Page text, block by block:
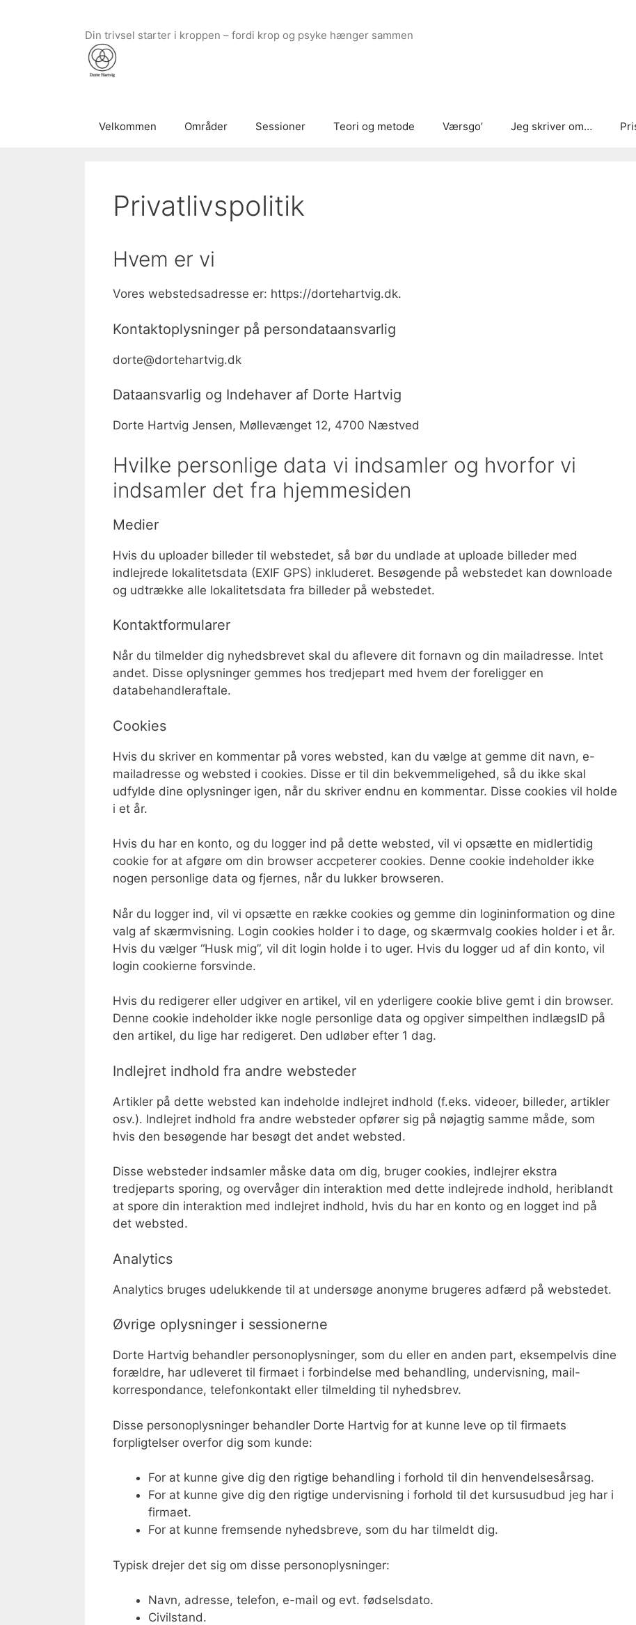
Din trivsel starter i kroppen – fordi krop og psyke hænger sammen
Velkommen Områder Sessioner Teori og metode Værsgo’ Jeg skriver om…
Privatlivspolitik
Hvem er vi
Vores webstedsadresse er: https://dortehartvig.dk.
Kontaktoplysninger på persondataansvarlig
dorte@dortehartvig.dk
Dataansvarlig og Indehaver af Dorte Hartvig
Dorte Hartvig Jensen, Møllevænget 12, 4700 Næstved
Hvilke personlige data vi indsamler og hvorfor vi
indsamler det fra hjemmesiden
Medier
Hvis du uploader billeder til webstedet, så bør du undlade at uploade billeder med
indlejrede lokalitetsdata (EXIF GPS) inkluderet. Besøgende på webstedet kan downloade
og udtrække alle lokalitetsdata fra billeder på webstedet.
Kontaktformularer
Når du tilmelder dig nyhedsbrevet skal du aflevere dit fornavn og din mailadresse. Intet
andet. Disse oplysninger gemmes hos tredjepart med hvem der foreligger en
databehandleraftale.
Cookies
Hvis du skriver en kommentar på vores websted, kan du vælge at gemme dit navn, e-
mailadresse og websted i cookies. Disse er til din bekvemmeligehed, så du ikke skal
udfylde dine oplysninger igen, når du skriver endnu en kommentar. Disse cookies vil holde
i et år.
Hvis du har en konto, og du logger ind på dette websted, vil vi opsætte en midlertidig
cookie for at afgøre om din browser accpeterer cookies. Denne cookie indeholder ikke
nogen personlige data og fjernes, når du lukker browseren.
Når du logger ind, vil vi opsætte en række cookies og gemme din logininformation og dine
valg af skærmvisning. Login cookies holder i to dage, og skærmvalg cookies holder i et år.
Hvis du vælger “Husk mig”, vil dit login holde i to uger. Hvis du logger ud af din konto, vil
login cookierne forsvinde.
Hvis du redigerer eller udgiver en artikel, vil en yderligere cookie blive gemt i din browser.
Denne cookie indeholder ikke nogle personlige data og opgiver simpelthen indlægsID på
den artikel, du lige har redigeret. Den udløber efter 1 dag.
Indlejret indhold fra andre websteder
Artikler på dette websted kan indeholde indlejret indhold (f.eks. videoer, billeder, artikler
osv.). Indlejret indhold fra andre websteder opfører sig på nøjagtig samme måde, som
hvis den besøgende har besøgt det andet websted.
Disse websteder indsamler måske data om dig, bruger cookies, indlejrer ekstra
tredjeparts sporing, og overvåger din interaktion med dette indlejrede indhold, heriblandt
at spore din interaktion med indlejret indhold, hvis du har en konto og en logget ind på
det websted.
Analytics
Analytics bruges udelukkende til at undersøge anonyme brugeres adfærd på webstedet.
Øvrige oplysninger i sessionerne
Dorte Hartvig behandler personoplysninger, som du eller en anden part, eksempelvis dine
forældre, har udleveret til firmaet i forbindelse med behandling, undervisning, mail-
korrespondance, telefonkontakt eller tilmelding til nyhedsbrev.
Disse personoplysninger behandler Dorte Hartvig for at kunne leve op til firmaets
forpligtelser overfor dig som kunde:
For at kunne give dig den rigtige behandling i forhold til din henvendelsesårsag.
For at kunne give dig den rigtige undervisning i forhold til det kursusudbud jeg har i
firmaet.
For at kunne fremsende nyhedsbreve, som du har tilmeldt dig.
Typisk drejer det sig om disse personoplysninger:
Navn, adresse, telefon, e-mail og evt. fødselsdato.
Civilstand.